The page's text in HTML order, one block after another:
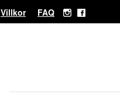
Villkor FAQ